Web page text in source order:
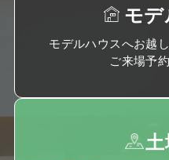
モ
モデルハウスへお越
ご来場予